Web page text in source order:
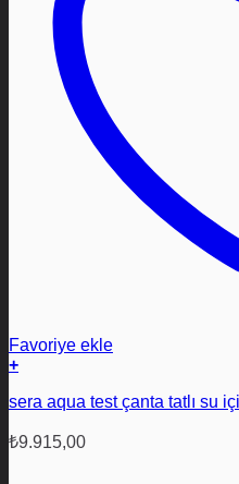
Favoriye ekle
+
sera aqua test çanta tatlı su
₺9.915,00